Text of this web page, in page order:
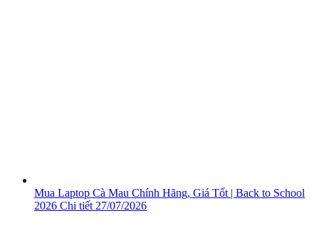
Mua Laptop Cà Mau Chính Hãng, Giá Tốt | Back to School
2026 Chi tiết 27/07/2026